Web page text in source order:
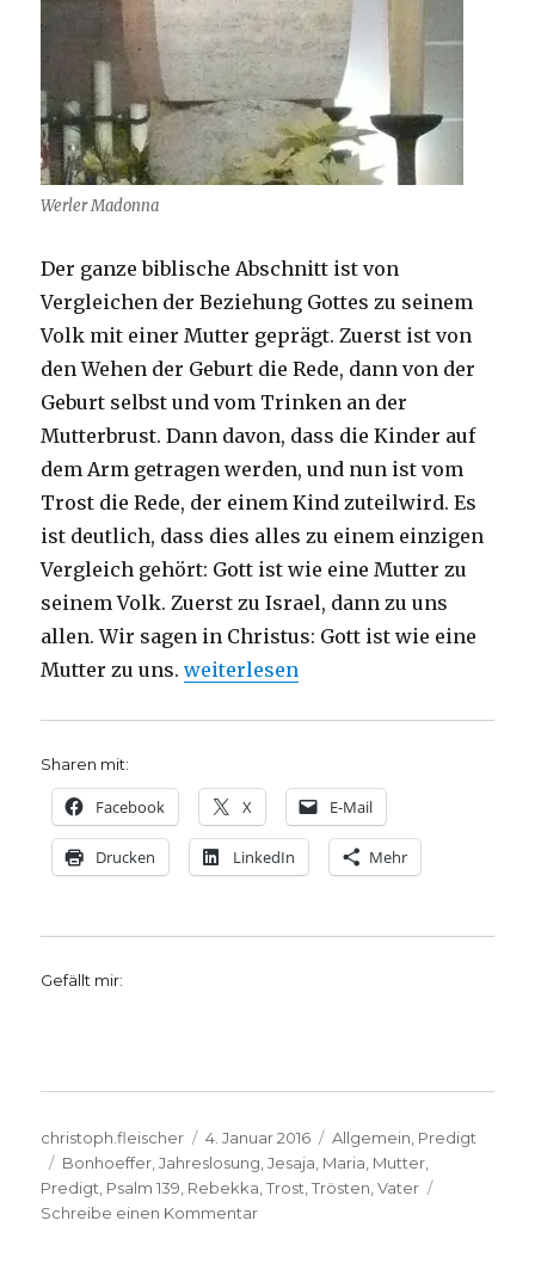
Werler Madonna
Der ganze biblische Abschnitt ist von
Vergleichen der Beziehung Gottes zu seinem
Volk mit einer Mutter geprägt. Zuerst ist von
den Wehen der Geburt die Rede, dann von der
Geburt selbst und vom Trinken an der
Mutterbrust. Dann davon, dass die Kinder auf
dem Arm getragen werden, und nun ist vom
Trost die Rede, der einem Kind zuteilwird. Es
ist deutlich, dass dies alles zu einem einzigen
Vergleich gehört: Gott ist wie eine Mutter zu
seinem Volk. Zuerst zu Israel, dann zu uns
allen. Wir sagen in Christus: Gott ist wie eine
Mutter zu uns.„Predigt zur Jahreslosung 2016,
weiterlesen
Sharen mit:
Facebook X E-Mail
Drucken LinkedIn Mehr
Gefällt mir:
Autor
christoph.fleischer
Veröffentlicht
am
4. Januar 2016 Kategorien
Allgemein Predigt
Schlagwörter
Bonhoeffer ,Jahreslosung ,Jesaja Maria Mutter
Predigt Psalm 139 Rebekka ,Trost ,Trösten ,Vater
Schreibe einen Kommentarzu